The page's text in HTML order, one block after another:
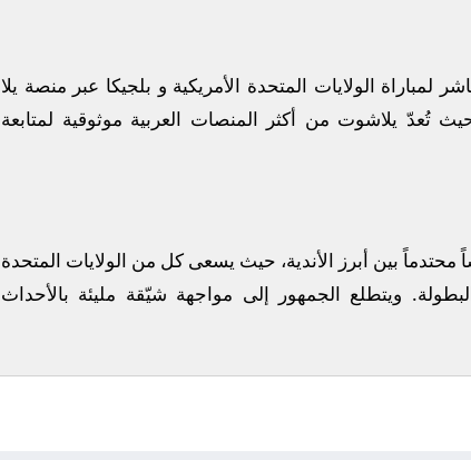
لمباراة الولايات المتحدة الأمريكية و بلجيكا عبر منصة يلا
حيث تُعدّ يلاشوت من أكثر المنصات العربية موثوقية لمتابعة
محتدماً بين أبرز الأندية، حيث يسعى كل من الولايات المتحدة
ويتطلع الجمهور إلى مواجهة شيّقة مليئة بالأحداث